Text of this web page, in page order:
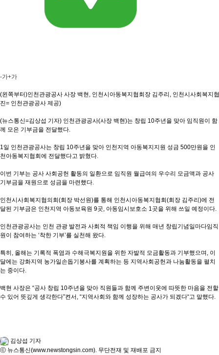
-가+가
(왼쪽부터)인천관광공사 사장 백현, 인천시아동복지협회장 김주리, 인천시사회복지
진= 인천관광공사 제공)
(뉴스통신=김상섭 기자) 인천관광공사(사장 백현)는 창립 10주년을 맞아 임직원이 함
께 모은 기부금을 전달했다.
1일 인천관광공사는 창립 10주년을 맞아 인천지역 아동복지지원 성금 500만원을 인
천아동복지협회에 전달했다고 밝혔다.
이번 기부는 공사 사회공헌 활동의 일환으로 임직원 월급여의 우수리 모금액과 공사
기부금을 재원으로 성금을 마련했다.
인천시사회복지협의회(회장 박선원)를 통해 인천시아동복지협회(회장 김주리)에 전
달된 기부금은 인천지역 아동보육원 9곳, 아동임시보호소 1곳을 위해 쓰일 예정이다.
인천관광공사는 인천 관광 발전과 사회적 책임 이행을 위해 매년 창립기념일마다임직
원이 참여하는 ‘착한 기부’를 실천해 왔다.
특히, 올해는 기록적 폭염과 수해극복지원을 위한 자발적 모금활동과 기부했으며, 이
달에는 강화지역 농가일손돕기봉사를 계획하는 등 지역사회공헌과 나눔활동을 펼치
는 중이다.
백현 사장은 “공사 창립 10주년을 맞아 직원들과 함께 주변이웃에 따뜻한 마음을 전할
수 있어 뜻깊게 생각한다”켠서, “지역사회와 함께 성장하는 공사가 되겠다“고 말했다.
김상섭 기자
ⓒ 뉴스통신(www.newstongsin.com). 무단전재 및 재배포 금지